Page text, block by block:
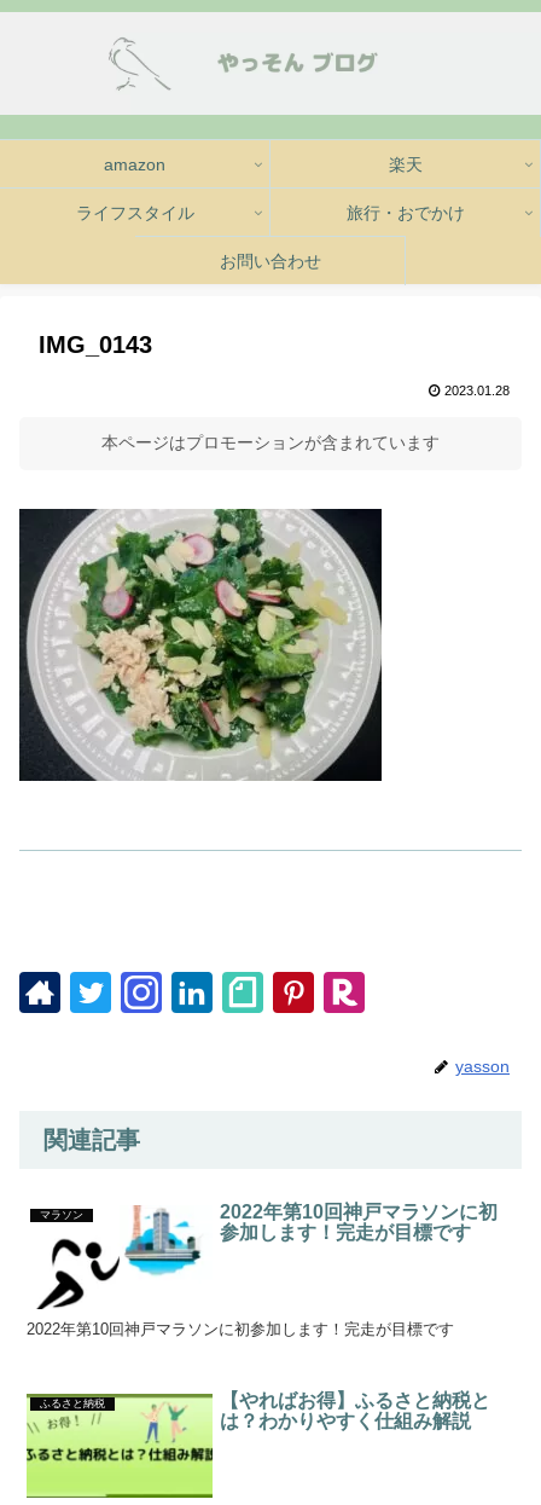
amazon 楽天
ライフスタイル 旅行・おでかけ
お問い合わせ
IMG_0143
2023.01.28
本ページはプロモーションが含まれています
yasson
関連記事
マラソン
2022年第10回神戸マラソンに初
参加します！完走が目標です
2022年第10回神戸マラソンに初参加します！完走が目標です
ふるさと納税
【やればお得】ふるさと納税と
は？わかりやすく仕組み解説